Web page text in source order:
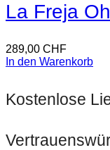
La Freja
289,00 CHF
In den Warenkorb
Kostenlose